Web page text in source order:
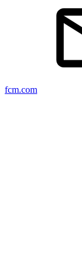
fcm.com